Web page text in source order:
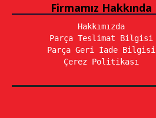
Firmamız Hakkında
Hakkımızda
Parça Teslimat Bilgisi
Parça Geri İade Bilgisi
Çerez Politikası